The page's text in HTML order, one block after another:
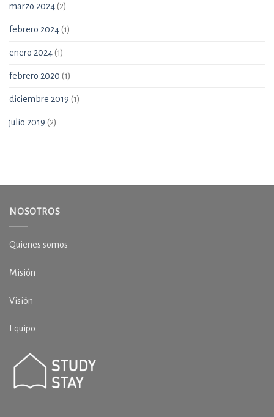
marzo 2024(2)
febrero 2024(1)
enero 2024(1)
febrero 2020 (1)
diciembre 2019 (1)
julio 2019 (2)
NOSOTROS
Quienes somos
Misión
Visión
Equipo